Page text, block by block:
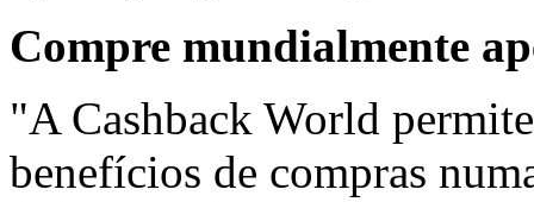
Compre mundialmente
"A Cashback World
benefícios de compras